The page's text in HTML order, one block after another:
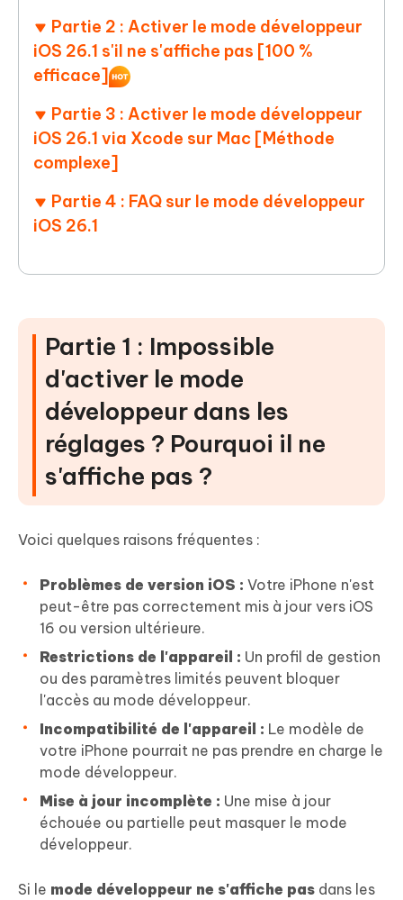
Partie 2 : Activer le mode développeur
iOS 26.1 s'il ne s'affiche pas [100 %
efficace]
Partie 3 : Activer le mode développeur
iOS 26.1 via Xcode sur Mac [Méthode
complexe]
Partie 4 : FAQ sur le mode développeur
iOS 26.1
Partie 1 : Impossible
d'activer le mode
développeur dans les
réglages ? Pourquoi il ne
s'affiche pas ?
Voici quelques raisons fréquentes :
Problèmes de version iOS : Votre iPhone n'est
peut-être pas correctement mis à jour vers iOS
16 ou version ultérieure.
Restrictions de l'appareil : Un profil de gestion
ou des paramètres limités peuvent bloquer
l'accès au mode développeur.
Incompatibilité de l'appareil : Le modèle de
votre iPhone pourrait ne pas prendre en charge le
mode développeur.
Mise à jour incomplète : Une mise à jour
échouée ou partielle peut masquer le mode
développeur.
Si le mode développeur ne s'affiche pas dans les